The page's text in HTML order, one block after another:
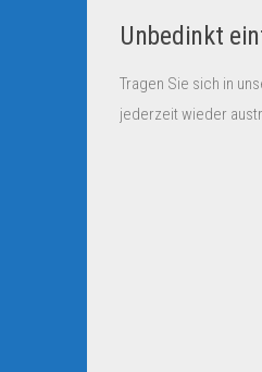
Unbedinkt
Tragen Sie sich in
jederzeit wieder